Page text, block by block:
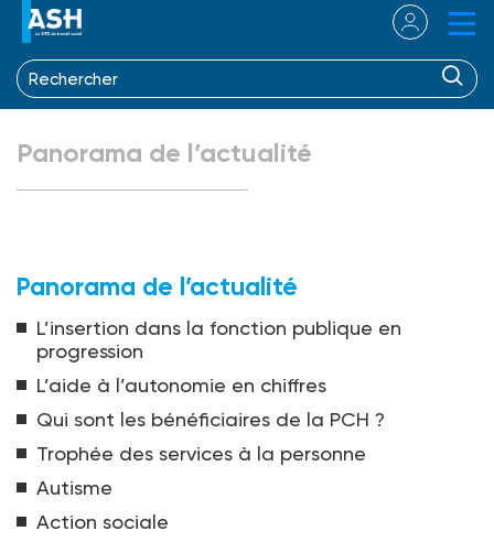
Panorama de l’actualité
Panorama de l’actualité
L’insertion dans la fonction publique en
progression
L’aide à l’autonomie en chiffres
Qui sont les bénéficiaires de la PCH ?
Trophée des services à la personne
Autisme
Action sociale